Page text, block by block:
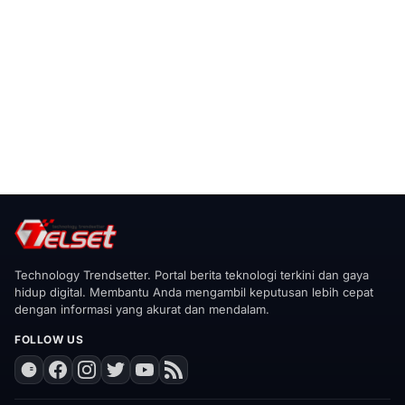
Technology Trendsetter. Portal berita teknologi terkini dan gaya
hidup digital. Membantu Anda mengambil keputusan lebih cepat
dengan informasi yang akurat dan mendalam.
FOLLOW US